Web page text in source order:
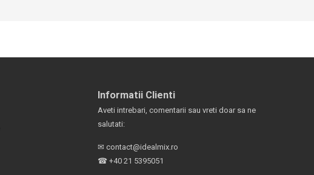
Informatii Clienti
Aveti intrebari, comentarii sau vreti doar sa ne
salutati:
✉ contact@idealmix.ro
☎ +40 21 5395051